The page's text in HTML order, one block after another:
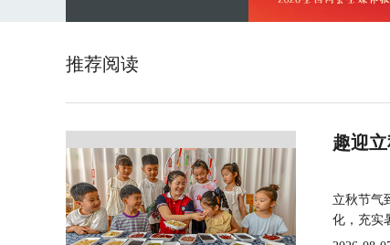
推荐阅读
趣迎
立秋节气
化，充实